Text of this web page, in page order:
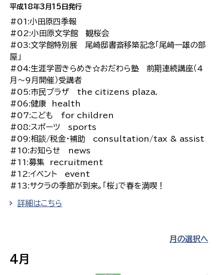
平成18年3月15日発行
#01:小田原四季報
#02:小田原文学館 観桜会
#03:文学館特別展 尾崎邸書斎移築記念「尾崎一雄の部
屋」
#04:生涯学習きらめき☆おだわら塾 前期連続講座（4
月〜9月開催）受講者
#05:市民プラザ the citizens plaza.
#06:健康 health
#07:こども for children
#08:スポーツ sports
#09:相談/税金・補助 consultation/tax & assist
#10:お知らせ news
#11:募集 recruitment
#12:イベント event
#13:サクラの季節が到来。「桜」で春を満喫！
詳細はこちら
月の選択へ
4月